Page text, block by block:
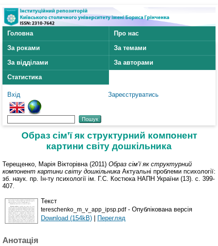
Головна
Про нас
За роками
За темами
За відділами
За авторами
Статистика
Вхід Зареєструватись
Образ сім’ї як структурний компонент
картини світу дошкільника
Терещенко, Марія Вікторівна (2011) Образ сім’ї як структурний
компонент картини світу дошкільника Актуальні проблеми психології:
зб. наук. пр. Ін-ту психології ім. Г.С. Костюка НАПН України (13). с. 399-
407.
Текст
tereschenko_m_v_app_ipsp.pdf- Опублікована версія
Download (154kB) | Перегляд
Анотація